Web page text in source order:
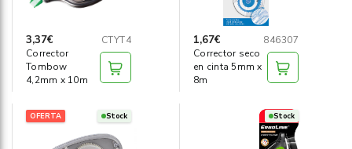
›
Tinta y tóner
Informática
3,37€
CTYT4
Corrector
Tombow
4,2mm x 10m
1,67€
846307
Corrector seco
en cinta 5mm x
8m
OFERTA Stock Stock